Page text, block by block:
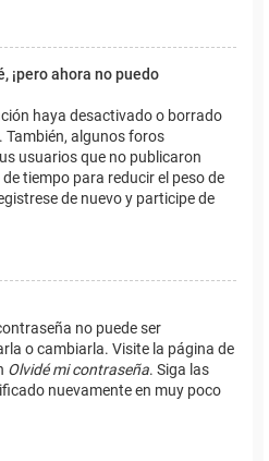
¡pero ahora no puedo
haya desactivado o borrado
algunos foros
usuarios que no publicaron
tiempo para reducir el peso de
de nuevo y participe de
no puede ser
o cambiarla. Visite la página de
Olvidé mi contraseña. Siga las
nuevamente en muy poco